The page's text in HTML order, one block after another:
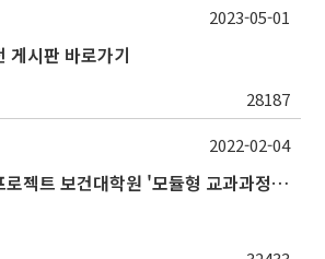
게시판 바로가기
28187
2023-05-01
SNU Inno-Edu 프로젝트 보건대학원 '모듈형 교과과정' 안내(revised 2022/2/28)
2022-02-04